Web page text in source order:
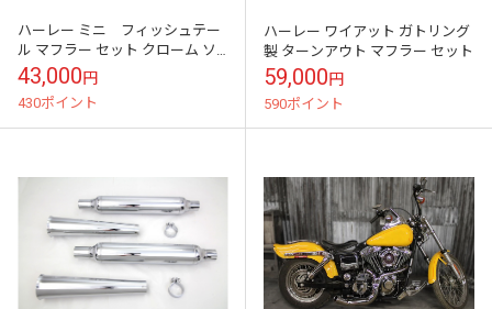
ハーレー ミニ フィッシュテー
ル マフラー セット クローム ソ
フテイル
43,000円
430ポイント
ハーレー ワイアット ガトリング
製 ターンアウト マフラー セット
59,000円
590ポイント